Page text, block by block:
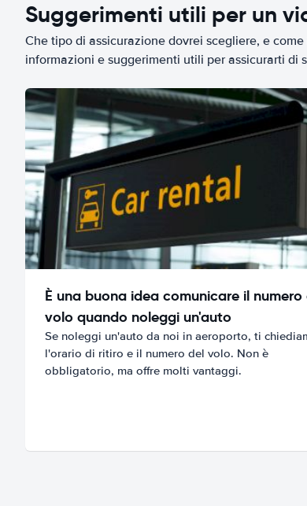
Suggerimenti utili per un
Che tipo di assicurazione dovrei scegliere, e
informazioni e suggerimenti utili per assicurarti di
È una buona idea comunicare il numero
volo quando noleggi un'auto
Se noleggi un'auto da noi in aeroporto, ti
l'orario di ritiro e il numero del volo. Non è
obbligatorio, ma offre molti vantaggi.